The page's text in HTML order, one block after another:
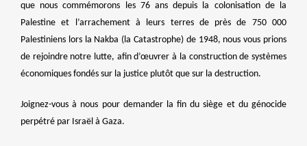
que nous commémorons les 76 ans depuis la colonisation de la
Palestine et l’arrachement à leurs terres de près de 750 000
Palestiniens lors la Nakba (la Catastrophe) de 1948, nous vous prions
de rejoindre notre lutte, afin d’œuvrer à la construction de systèmes
économiques fondés sur la justice plutôt que sur la destruction.
Joignez-vous à nous pour demander la fin du siège et du génocide
perpétré par Israël à Gaza.